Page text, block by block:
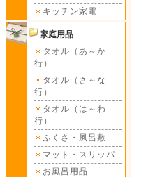
キッチン家電
家庭用品
タオル（あ～か
行）
タオル（さ～な
行）
タオル（は～わ
行）
ふくさ・風呂敷
マット・スリッパ
お風呂用品